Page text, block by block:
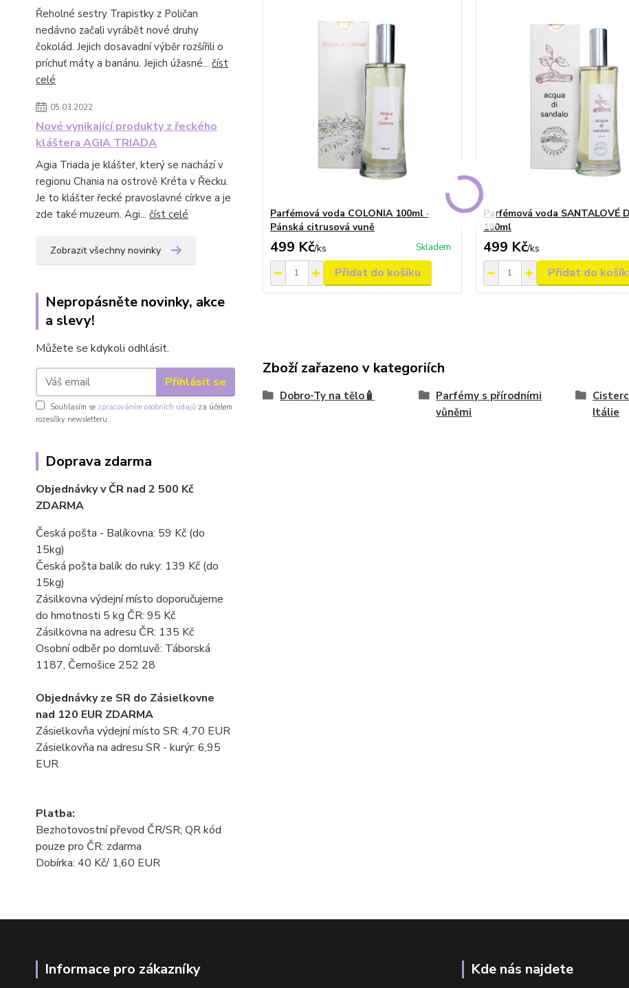
Řeholné sestry Trapistky z Poličan
nedávno začali vyrábět nové druhy
čokolád. Jejich dosavadní výběr rozšířili o
príchuť máty a banánu. Jejich úžasné... číst
celé
05.03.2022
Nové vynikající produkty z řeckého
kláštera AGIA TRIADA
Agia Triada je klášter, který se nachází v
regionu Chania na ostrově Kréta v Řecku.
Je to klášter řecké pravoslavné církve a je
zde také muzeum. Agi... číst celé
Zobrazit všechny novinky
Nepropásněte novinky, akce
a slevy!
Můžete se kdykoli odhlásit.
Přihlásit se
Souhlasím se zpracováním osobních údajů za účelem
rozesílky newsletteru.
Doprava zdarma
Objednávky v ČR nad 2 500 Kč
ZDARMA
Česká pošta - Balíkovna: 59 Kč (do
15kg)
Česká pošta balík do ruky: 139 Kč (do
15kg)
Zásilkovna výdejní místo doporučujeme
do hmotnosti 5 kg ČR: 95 Kč
Zásilkovna na adresu ČR: 135 Kč
Osobní odběr po domluvě: Táborská
1187, Černošice 252 28
Objednávky ze SR do Zásielkovne
nad 120 EUR ZDARMA
Zásielkovňa výdejní místo SR: 4,70 EUR
Zásielkovňa na adresu SR - kurýr: 6,95
EUR
Platba:
Bezhotovostní převod ČR/SR; QR kód
pouze pro ČR: zdarma
Dobírka: 40 Kč/ 1,60 EUR
Parfémová voda COLONIA 100ml -
Pánská citrusová vuně
499 Kč/ks Skladem
Přidat do košíku
Parfémová voda SANTALOVÉ
100ml
499 Kč/ks
Přidat do
Zboží zařazeno v kategoriích
Dobro-Ty na tělo🧴
Parfémy s přírodními
vůněmi
Itálie
Informace pro zákazníky Kde nás najdete